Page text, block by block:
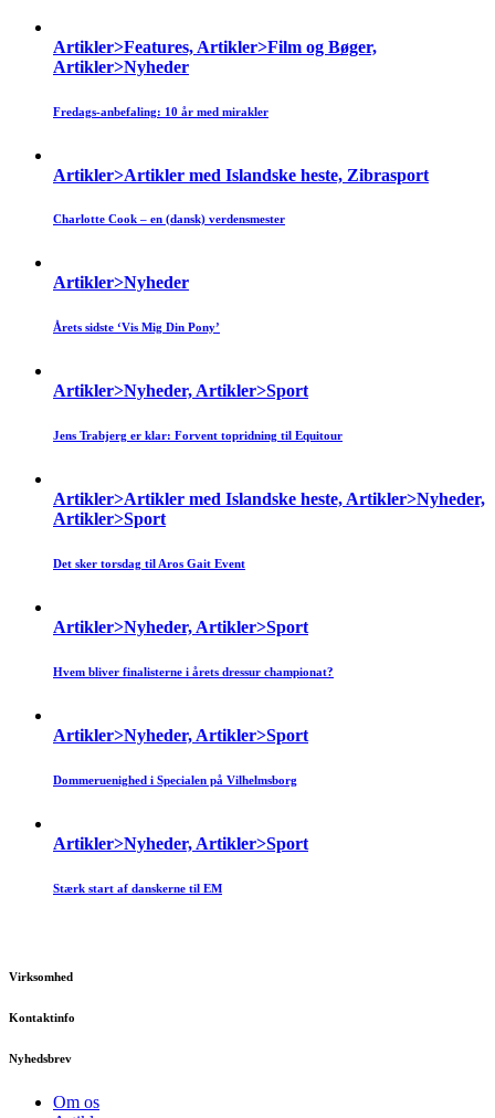
Artikler>Features, Artikler>Film og Bøger,
Artikler>Nyheder
Fredags-anbefaling: 10 år med mirakler
Artikler>Artikler med Islandske heste, Zibrasport
Charlotte Cook – en (dansk) verdensmester
Artikler>Nyheder
Årets sidste ‘Vis Mig Din Pony’
Artikler>Nyheder, Artikler>Sport
Jens Trabjerg er klar: Forvent topridning til Equitour
Artikler>Artikler med Islandske heste, Artikler>Nyheder,
Artikler>Sport
Det sker torsdag til Aros Gait Event
Artikler>Nyheder, Artikler>Sport
Hvem bliver finalisterne i årets dressur championat?
Artikler>Nyheder, Artikler>Sport
Dommeruenighed i Specialen på Vilhelmsborg
Artikler>Nyheder, Artikler>Sport
Stærk start af danskerne til EM
Virksomhed
Kontaktinfo
Nyhedsbrev
Om os